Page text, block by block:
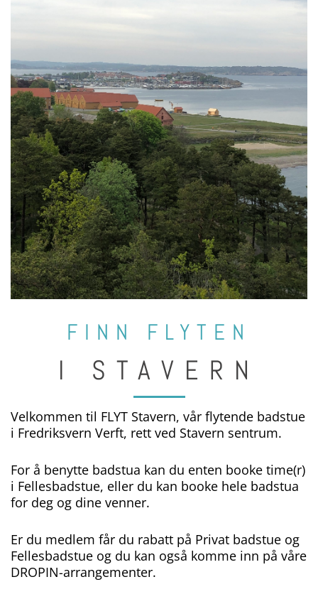
FINN FLYTEN
I STAVERN
Velkommen til FLYT Stavern, vår flytende badstue
i Fredriksvern Verft, rett ved Stavern sentrum.
For å benytte badstua kan du enten booke time(r)
i Fellesbadstue, eller du kan booke hele badstua
for deg og dine venner.
Er du medlem får du rabatt på Privat badstue og
Fellesbadstue og du kan også komme inn på våre
DROPIN-arrangementer.